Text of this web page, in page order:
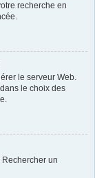
recherche en
le serveur Web.
le choix des
un